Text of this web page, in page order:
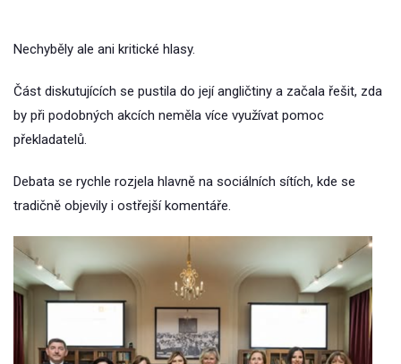
Nechyběly ale ani kritické hlasy.
Část diskutujících se pustila do její angličtiny a začala řešit, zda
by při podobných akcích neměla více využívat pomoc
překladatelů.
Debata se rychle rozjela hlavně na sociálních sítích, kde se
tradičně objevily i ostřejší komentáře.